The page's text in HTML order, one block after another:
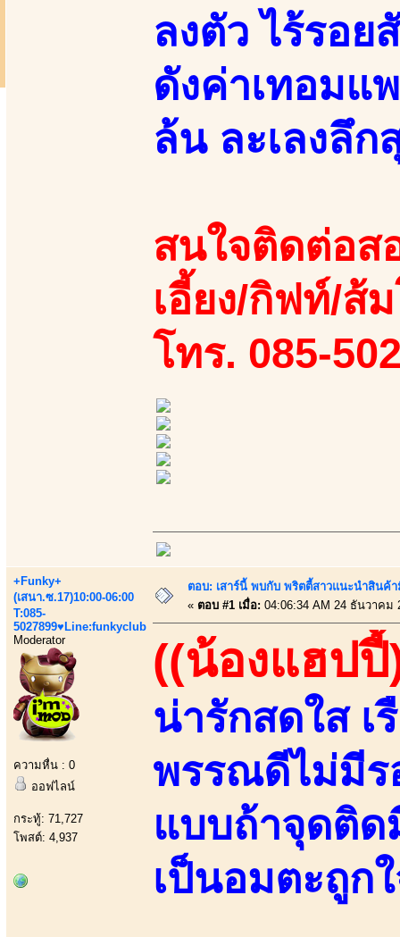
ลงตัว ไร้รอ
ดังค่าเทอมแ
ล้น ละเลงลึ
สนใจติดต่อส
เอี้ยง/กิฟท์/ส้
โทร. 085-
+Funky+
(เสนา.ซ.17)10:00-06:00
T:085-
5027899♥Line:funkyclub
Moderator
ความหื่น : 0
ออฟไลน์
กระทู้: 71,727
โพสต์: 4,937
ตอบ: เสาร์นี้ พบกับ พริตตี้สาวแนะนำสินค้
« ตอบ #1 เมื่อ: 04:06:34 AM 24 ธันวาคม
((น้องแฮปปี้
น่ารักสดใส เ
พรรณดีไม่มีร
แบบถ้าจุดติด
เป็นอมตะถูก